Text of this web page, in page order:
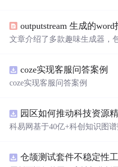
能用于拖延或实现图片合成等
文章介绍了多款趣味生成器，
的能用于拖延或实现图片合成
coze实现客服问答案例
coze实现客服问答案例
科易网基于40亿+科创知识图
新领域的AI+数智化解决方案